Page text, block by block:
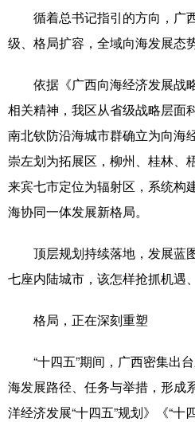
科技 科普
图片 中央文件
食品 人居
溯源中国 城市
会展 彩票
亚太网 上市公司
地方频道
北京 天津
辽宁 吉林
循着总书记指引的方向，广
级、格局扩容，全域向海发展态
依据《广西向海经济发展战
相关精神，我区从省级战略层面
南北钦防沿海城市群确立为向海
崇左划为拓展区，柳州、桂林、
来宾七市定位为辐射区，系统构
海协同一体发展新格局。
顶层规划持续落地，发展蓝
七座内陆城市，该怎样抢抓机遇
格局，正在深刻重塑
“十四五”期间，广西密集出
海发展路径、任务与举措，形成
洋经济发展“十四五”规划》《“十